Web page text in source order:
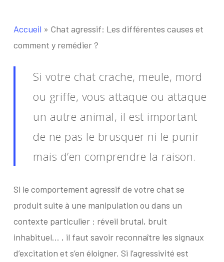
Accueil » Chat agressif: Les différentes causes et
comment y remédier ?
Si votre chat crache, meule, mord
ou griffe, vous attaque ou attaque
un autre animal, il est important
de ne pas le brusquer ni le punir
mais d’en comprendre la raison.
Si le comportement agressif de votre chat se
produit suite à une manipulation ou dans un
contexte particulier : réveil brutal, bruit
inhabituel… , il faut savoir reconnaître les signaux
d’excitation et s’en éloigner. Si l’agressivité est